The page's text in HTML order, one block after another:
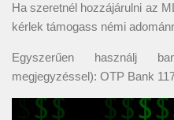
Ha szeretnél hozzájárulni az
kérlek támogass némi
Egyszerűen használj
megjegyzéssel): OTP Bank